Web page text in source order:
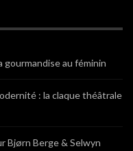
gourmandise au féminin
: la claque théâtrale
Bjørn Berge & Selwyn